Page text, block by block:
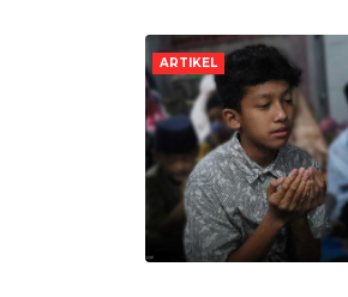
ARTIKEL